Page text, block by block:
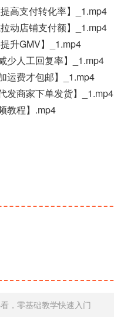
高支付转化率】_1.mp4
动店铺支付额】_1.mp4
升GMV】_1.mp4
少人工回复率】_1.mp4
运费才包邮】_1.mp4
发商家下单发货】_1.mp4
教程】.mp4
，零基础教学快速入门